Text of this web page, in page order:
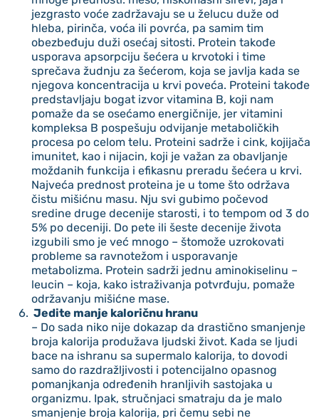
jezgrasto voće zadržavaju se u želucu duže od
hleba, pirinča, voća ili povrća, pa samim tim
obezbeđuju duži osećaj sitosti. Protein takođe
usporava apsorpciju šećera u krvotoki i time
sprečava žudnju za šećerom, koja se javlja kada se
njegova koncentracija u krvi poveća. Proteini takođe
predstavljaju bogat izvor vitamina B, koji nam
pomaže da se osećamo energičnije, jer vitamini
kompleksa B pospešuju odvijanje metaboličkih
procesa po celom telu. Proteini sadrže i cink, kojijača
imunitet, kao i nijacin, koji je važan za obavljanje
moždanih funkcija i efikasnu preradu šećera u krvi.
Najveća prednost proteina je u tome što održava
čistu mišićnu masu. Nju svi gubimo počevod
sredine druge decenije starosti, i to tempom od 3 do
5% po deceniji. Do pete ili šeste decenije života
izgubili smo je već mnogo – štomože uzrokovati
probleme sa ravnotežom i usporavanje
metabolizma. Protein sadrži jednu aminokiselinu –
leucin – koja, kako istraživanja potvrđuju, pomaže
održavanju mišićne mase.
Jedite manje kaloričnu hranu
– Do sada niko nije dokazap da drastično smanjenje
broja kalorija produžava ljudski život. Kada se ljudi
bace na ishranu sa supermalo kalorija, to dovodi
samo do razdražljivosti i potencijalno opasnog
pomanjkanja određenih hranljivih sastojaka u
organizmu. Ipak, stručnjaci smatraju da je malo
smanjenje broja kalorija, pri čemu sebi ne